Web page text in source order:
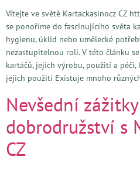
Vítejte ve světě Kartackasinocz CZ
se ponoříme do fascinujícího světa
hygienu, úklid nebo umělecké
nezastupitelnou roli. V této článku
kartáčů, jejich výrobu, použití a péči,
jejich použití Existuje mnoho
Nevšední
dobrodružství s
CZ